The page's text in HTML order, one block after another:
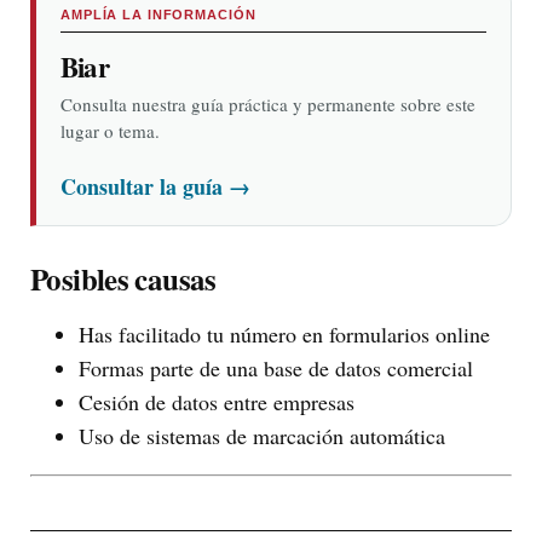
AMPLÍA LA INFORMACIÓN
Biar
Consulta nuestra guía práctica y permanente sobre este
lugar o tema.
Consultar la guía →
Posibles causas
Has facilitado tu número en formularios online
Formas parte de una base de datos comercial
Cesión de datos entre empresas
Uso de sistemas de marcación automática